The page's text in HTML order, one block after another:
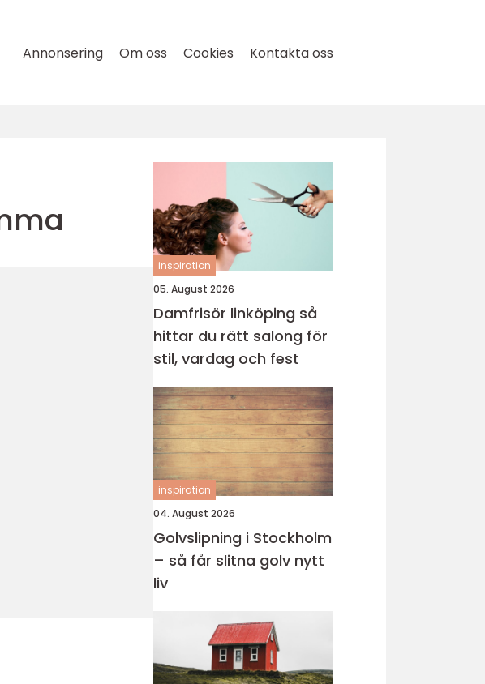
Annonsering Om oss Cookies Kontakta oss
inspiration
05. August 2026
Damfrisör linköping så
hittar du rätt salong för
stil, vardag och fest
inspiration
04. August 2026
Golvslipning i Stockholm
– så får slitna golv nytt
liv